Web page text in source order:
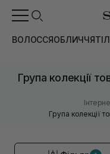
ВОЛОССЯОБЛИЧЧЯ
Група колекції
Група колекції